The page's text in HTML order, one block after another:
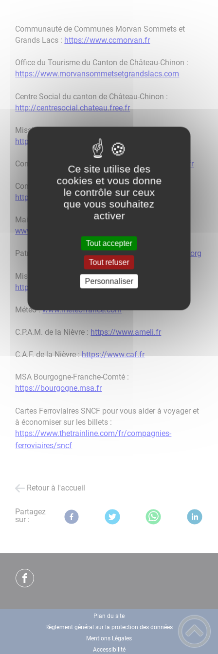
Communauté de Communes Morvan Sommets et
Grands Lacs : https://www.ccmorvan.fr
Office du Tourisme du Canton de Château-Chinon :
https://www.morvansommetsetgrandslacs.com
Centre Social du canton de Château-Chinon :
http://centresocial.chateau.free.fr
Mission Locale Nivernais Morvan :
https://www.mission-locale.fr
Conseil Départemental de la Nièvre : https://nievre.fr
Conseil Régional Bourgogne-Franche-Comté :
https://www.bourgognefranchecomte.fr
Maison du Parc Saint-Brisson :
www.parcdumorvan.org
Patrimoine du Morvan :www.patrimoinedumorvan.org
Mission Locale Nivernais-Morvan :
https://www.mission-locale.fr
Météo :www.meteofrance.com
C.P.A.M. de la Nièvre : https://www.ameli.fr
C.A.F. de la Nièvre :https://www.caf.fr
MSA Bourgogne-Franche-Comté :
https://bourgogne.msa.fr
Cartes Ferroviaires SNCF pour vous aider à voyager et
à économiser sur les billets :
https://www.thetrainline.com/fr/compagnies-
ferroviaires/sncf
Retour à l'accueil
Partagez
sur :
Plan du site
Règlement général sur la protection des données
Mentions Légales
Accessibilité
Ce site utilise des
cookies et vous donne
le contrôle sur ceux
que vous souhaitez
activer
Tout accepter
Tout refuser
Personnaliser